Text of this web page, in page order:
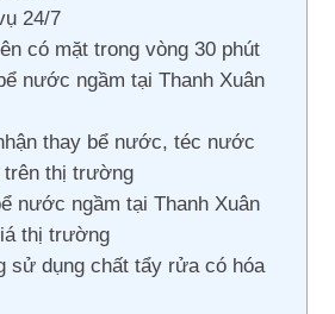
24/7
có mặt trong vòng 30 phút
nước ngầm tại Thanh Xuân
thay bể nước, téc nước
trên thị trường
nước ngầm tại Thanh Xuân
thị trường
sử dụng chất tẩy rửa có hóa